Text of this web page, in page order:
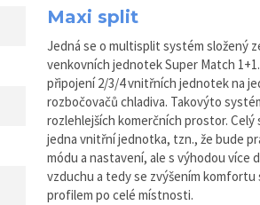
Maxi split
Jedná se o multisplit systém složený
venkovních jednotek Super Match
připojení 2/3/4 vnitřních jednotek na
rozbočovačů chladiva. Takovýto
rozlehlejších komerčních prostor.
jedna vnitřní jednotka, tzn., že bude
módu a nastavení, ale s výhodou více
vzduchu a tedy se zvýšením
profilem po celé místnosti.